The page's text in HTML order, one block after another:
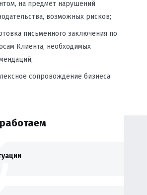
на предмет нарушений
возможных рисков;
письменного заключения по
Клиента, необходимых
сопровождение бизнеса.